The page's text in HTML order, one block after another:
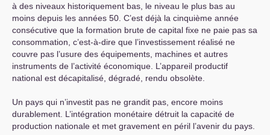
à des niveaux historiquement bas, le niveau le plus bas au
moins depuis les années 50. C’est déjà la cinquième année
consécutive que la formation brute de capital fixe ne paie pas sa
consommation, c’est-à-dire que l’investissement réalisé ne
couvre pas l’usure des équipements, machines et autres
instruments de l’activité économique. L’appareil productif
national est décapitalisé, dégradé, rendu obsolète.
Un pays qui n’investit pas ne grandit pas, encore moins
durablement. L’intégration monétaire détruit la capacité de
production nationale et met gravement en péril l’avenir du pays.